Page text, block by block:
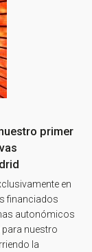
primer
en
financiados
autonómicos
para nuestro
la